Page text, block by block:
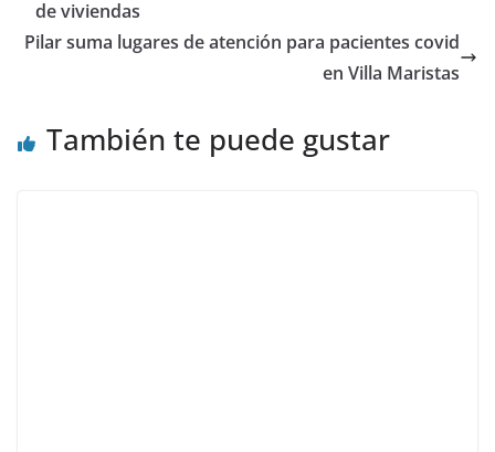
de viviendas
Pilar suma lugares de atención para pacientes covid
en Villa Maristas
También te puede gustar